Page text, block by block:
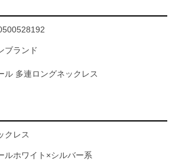
ブランド
ル 多連ロングネックレス
クレス
ルホワイト×シルバー系